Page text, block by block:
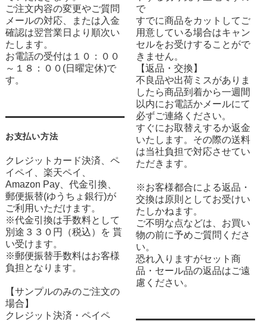
ご注文内容の変更やご質問
メールの対応、または入金
確認は翌営業日より順次い
たします。
お電話の受付は１０：００
～１８：００(日曜定休)で
す。
お支払い方法
クレジットカード決済、ペ
イペイ、楽天ペイ、
Amazon Pay、代金引換、
郵便振替(ゆうちょ銀行)が
ご利用いただけます。
※代金引換は手数料として
別途３３０円（税込）を 貰
い受けます。
※郵便振替手数料はお客様
負担となります。
【サンプルのみのご注文の
場合】
クレジット決済・ペイペ
で
すでに商品をカットしてご
用意している場合はキャン
セルをお受けすることがで
きません。
【返品・交換】
不良品や出荷ミスがありま
したら商品到着から一週間
以内にお電話かメールにて
必ずご連絡ください。
すぐにお取替えするか返金
いたします。その際の送料
は当社負担で対応させてい
ただきます。
※お客様都合による返品・
交換は原則としてお受けい
たしかねます。
ご不明な点などは、お買い
物の前に予めご質問くださ
い。
恐れ入りますがセット商
品・セール品の返品はご遠
慮ください。